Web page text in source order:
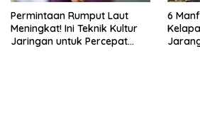
Permintaan Rumput Laut
Meningkat! Ini Teknik Kultur
Jaringan untuk Percepat
6